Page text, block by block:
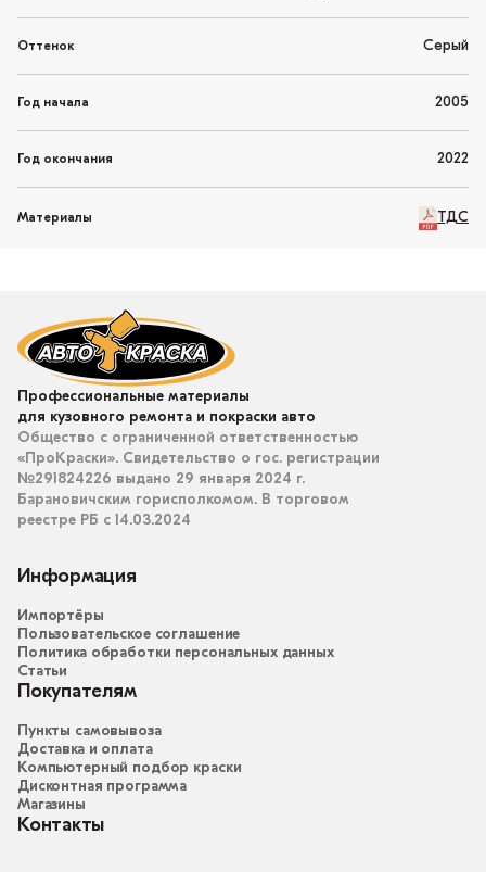
Оттенок Серый
Год начала 2005
Год окончания 2022
Материалы ТДС
Профессиональные материалы
для кузовного ремонта и покраски авто
Общество с ограниченной ответственностью
«ПроКраски». Свидетельство о гос. регистрации
№291824226 выдано 29 января 2024 г.
Барановичским горисполкомом. В торговом
реестре РБ с 14.03.2024
Информация
Импортёры
Пользовательское соглашение
Политика обработки персональных данных
Статьи
Покупателям
Пункты самовывоза
Доставка и оплата
Компьютерный подбор краски
Дисконтная программа
Магазины
Контакты